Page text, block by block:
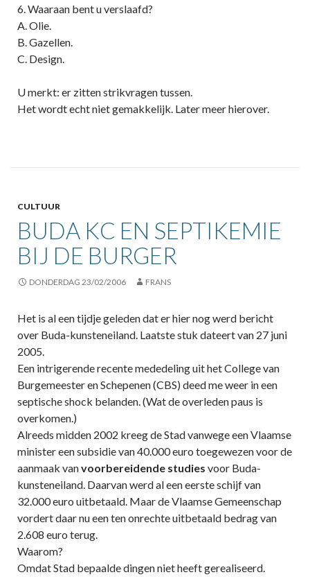
6. Waaraan bent u verslaafd?
A. Olie.
B. Gazellen.
C. Design.
U merkt: er zitten strikvragen tussen.
Het wordt echt niet gemakkelijk. Later meer hierover.
CULTUUR
BUDA KC EN SEPTIKEMIE
BIJ DE BURGER
DONDERDAG 23/02/2006 FRANS
Het is al een tijdje geleden dat er hier nog werd bericht
over Buda-kunsteneiland. Laatste stuk dateert van 27 juni
2005.
Een intrigerende recente mededeling uit het College van
Burgemeester en Schepenen (CBS) deed me weer in een
septische shock belanden. (Wat de overleden paus is
overkomen.)
Alreeds midden 2002 kreeg de Stad vanwege een Vlaamse
minister een subsidie van 40.000 euro toegewezen voor de
aanmaak vanvoorbereidende studies voor Buda-
kunsteneiland. Daarvan werd al een eerste schijf van
32.000 euro uitbetaald. Maar de Vlaamse Gemeenschap
vordert daar nu een ten onrechte uitbetaald bedrag van
2.608 euro terug.
Waarom?
Omdat Stad bepaalde dingen niet heeft gerealiseerd.